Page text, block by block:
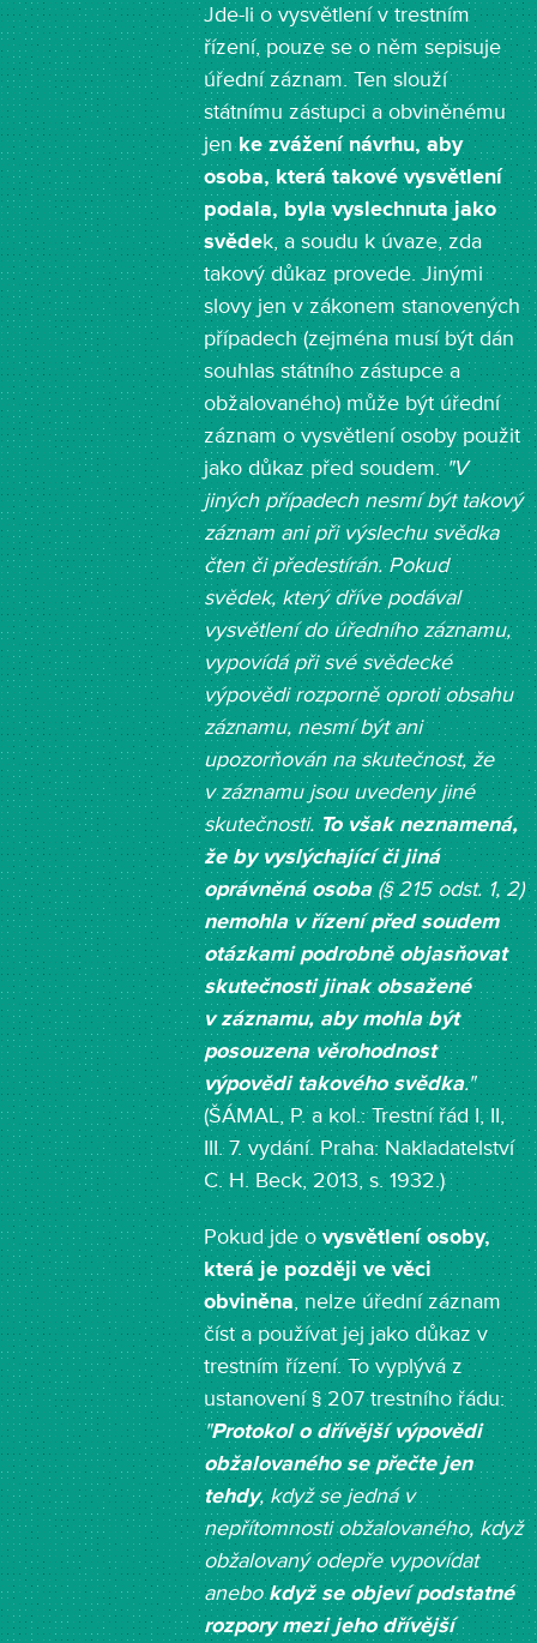
Jde-li o vysvětlení v trestním
řízení, pouze se o něm sepisuje
úřední záznam. Ten slouží
státnímu zástupci a obviněnému
jenke zvážení návrhu, aby
osoba, která takové vysvětlení
podala, byla vyslechnuta jako
svědek, a soudu k úvaze, zda
takový důkaz provede. Jinými
slovy jen v zákonem stanovených
případech (zejména musí být dán
souhlas státního zástupce a
obžalovaného) může být úřední
záznam o vysvětlení osoby použit
jako důkaz před soudem."V
jiných případech nesmí být takový
záznam ani při výslechu svědka
čten či předestírán. Pokud
svědek, který dříve podával
vysvětlení do úředního záznamu,
vypovídá při své svědecké
výpovědi rozporně oproti obsahu
záznamu, nesmí být ani
upozorňován na skutečnost, že
v záznamu jsou uvedeny jiné
skutečnosti.To však neznamená,
že by vyslýchající či jiná
oprávněná osoba(§ 215 odst. 1, 2)
nemohla v řízení před soudem
otázkami podrobně objasňovat
skutečnosti jinak obsažené
v záznamu, aby mohla být
posouzena věrohodnost
výpovědi takového svědka."
(ŠÁMAL, P. a kol.: Trestní řád I, II,
III. 7. vydání. Praha: Nakladatelství
C. H. Beck, 2013, s. 1932.)
Pokud jde ovysvětlení osoby,
která je později ve věci
obviněna, nelze úřední záznam
číst a používat jej jako důkaz v
trestním řízení. To vyplývá z
ustanovení § 207 trestního řádu:
"Protokol o dřívější výpovědi
obžalovaného se přečte jen
tehdy, když se jedná v
nepřítomnosti obžalovaného, když
obžalovaný odepře vypovídat
anebokdyž se objeví podstatné
rozpory mezi jeho dřívější